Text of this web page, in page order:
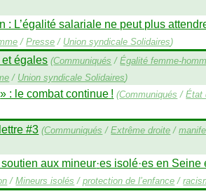
: L’égalité salariale ne peut plus
/Presse / Union syndicale Solidaires)
égales (Communiqués /Égalité femme-
/ Union syndicale Solidaires)
» : le combat continue ! (Communiqués /État
#3 (Communiqués /Extrême droite /
aux mineur·es isolé·es en Seine
/Mineurs isolés /protection de l’enfance /